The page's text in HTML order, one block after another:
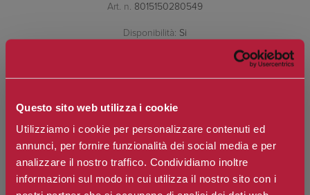
Questo sito web utilizza i cookie
Utilizziamo i cookie per personalizzare contenuti ed
annunci, per fornire funzionalità dei social media e per
analizzare il nostro traffico. Condividiamo inoltre
informazioni sul modo in cui utilizza il nostro sito con i
Art. n. 8015150280549
Disponibilità: Si
Prezzo: €27,50
Prezzo scontato: €20,63